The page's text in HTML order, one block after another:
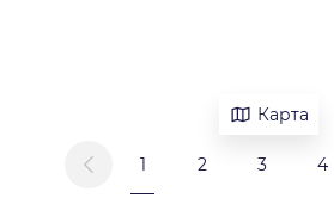
Карта
1 2 3 4